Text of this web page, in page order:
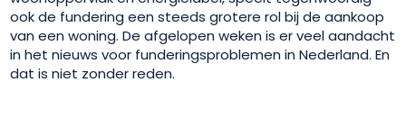
ook de fundering een steeds grotere rol bij de aankoop
van een woning. De afgelopen weken is er veel aandacht
in het nieuws voor funderingsproblemen in Nederland. En
dat is niet zonder reden.